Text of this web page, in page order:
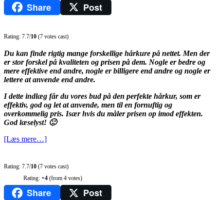
Share
Post
Rating: 7.7/10 (7 votes cast)
Du kan finde rigtig mange forskellige hårkure på nettet. Men der
er stor forskel på kvaliteten og prisen på dem. Nogle er bedre og
mere effektive end andre, nogle er billigere end andre og nogle er
lettere at anvende end andre.
I dette indlæg får du vores bud på den perfekte hårkur, som er
effektiv, god og let at anvende, men til en fornuftig og
overkommelig pris. Især hvis du måler prisen op imod effekten.
God læselyst! 🙂
[Læs mere…]
Rating: 7.7/10 (7 votes cast)
Rating: +4 (from 4 votes)
Share Post